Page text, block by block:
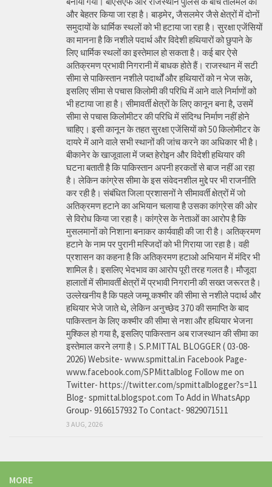
और बेहतर किया जा रहा है। बाड़मेर, जैसलमेर जैसे क्षेत्रों में दोनों
समुदायों के धार्मिक स्थलों को भी हटाया जा रहा है। सुरक्षा एजेंसियों
का मानना है कि नशीले पदार्थ और विदेशी हथियारों को छुपाने के
लिए धार्मिक स्थलों का इस्तेमाल हो सकता है। कई बार ऐसे
अतिक्रमण प्रभावी निगरानी में बाधक होते हैं। राजस्थान में सटी
सीमा से पाकिस्तान नशीले पदार्थों और हथियारों को न भेज सके,
इसलिए सीमा से पचास किलोमी की परिधि में आने वाले निर्माणों को
भी हटाया जा हा है। सीमावर्ती क्षेत्रों के लिए कानून बना है, उसमें
सीमा से पचास किलोमीटर की परिधि में संदिग्ध निर्माण नहीं होने
चाहिए। इसी कानून के तहत सुरक्षा एजेंसियों को 50 किलोमीटर के
दायरे में आने वाले सभी स्थानों की जांच करने का अधिकार भी है।
बीकानेर के खाजूवाला में जब्त हेरोइन और विदेशी हथियार की
घटना बताती है कि पाकिस्तान अपनी हरकतों से बाज नहीं आ रहा
है। लेकिन कांग्रेस सीमा के इस संवेदनशील मुद्दे पर भी राजनीति
कर रही है। संबंधित जिला प्रशासनों ने सीमावर्ती क्षेत्रों में जो
अतिक्रमण हटाने का अभियान चलाया है उसका कांग्रेस की ओर
से विरोध किया जा रहा है। कांग्रेस के नेताओं का आरोप है कि
मुसलमानों को निशाना बनाकर कार्यवाही की जा री है। अतिक्रमण
हटाने के नाम पर पुरानी मस्जिदों को भी गिराया जा रहा है। वही
प्रशासन का कहना है कि अतिक्रमण हटाओ अभियान में मंदिर भी
शामिल है। इसलिए भेदभाव का आरोप पूरी तरह गलत है। मौजूदा
हालातों में सीमावर्ती क्षेत्रों में प्रभावी निगरानी की सख्त जरूरत है।
उल्लेखनीय है कि पहले जम्मू कश्मीर की सीमा से नशीले पदार्थ और
हथियार भेजे जाते थे, लेकिन अनुच्छेद 370 की समाप्ति के बाद
पाकिस्तान के लिए कश्मीर की सीमा से नशा और हथियार भेजना
मुश्किल हो गया है, इसलिए पाकिस्तान अब राजस्थान की सीमा का
इस्तेमाल करने लगा है। S.P.MITTAL BLOGGER ( 03-08-
2026) Website- www.spmittal.in Facebook Page-
www.facebook.com/SPMittalblog Follow me on
Twitter- https://twitter.com/spmittalblogger?s=11
Blog- spmittal.blogspot.com To Add in WhatsApp
Group- 9166157932 To Contact- 9829071511
3 AUG, 2026
MORE